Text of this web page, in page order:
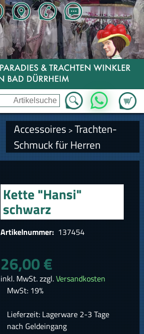
Zum
WhatsApp
Accessoires > Trachten-
Schmuck für Herren
Kette "Hansi"
schwarz
Artikelnummer: 137454
26,00 €
inkl. MwSt. zzgl.Versandkosten
MwSt: 19%
Lieferzeit: Lagerware 2-3 Tage
nach Geldeingang